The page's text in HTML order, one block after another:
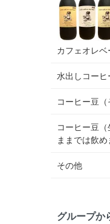
カフェオレベ
水出しコー
コーヒー豆（
コーヒー豆
ままでは飲め
その他
グループか